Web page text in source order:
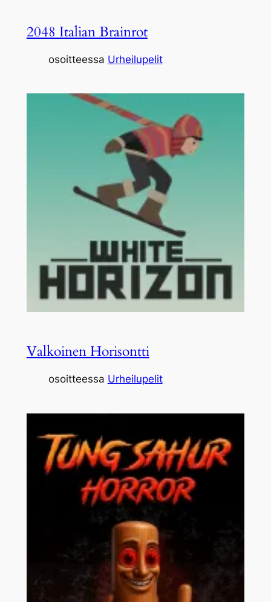
2048 Italian Brainrot
osoitteessa Urheilupelit
Valkoinen Horisontti
osoitteessa Urheilupelit